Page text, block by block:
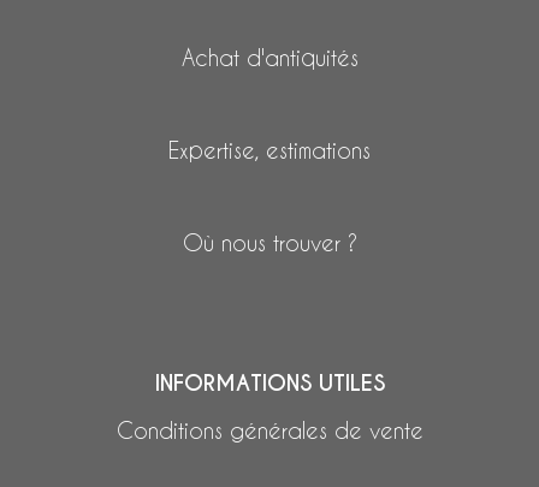
Achat d'antiquités
Expertise, estimations
Où nous trouver ?
INFORMATIONS UTILES
Conditions générales de vente